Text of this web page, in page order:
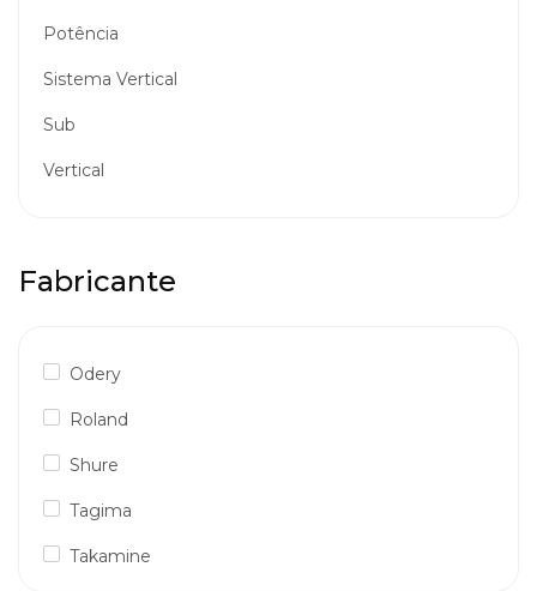
Potência
Sistema Vertical
Sub
Vertical
Fabricante
Odery
Roland
Shure
Tagima
Takamine